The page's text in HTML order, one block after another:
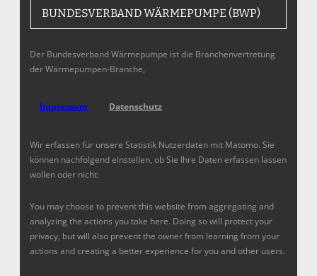
BUNDESVERBAND WÄRMEPUMPE (BWP)
Der Bundesverband Wärmepumpe ist die Branchenvertretung
der Wärmepumpen-Branche,
Impressum Datenschutz
Wir erfassen für unsere Statistik Nutzerdaten mit Matomo. Sie
können nachfolgend einstellen, ob Sie Ihre Daten erfassen lassen
wollen oder nicht:
You may choose to prevent this website from aggregating and
analyzing the actions you take here. Doing so will protect your
privacy, but will also prevent the owner from learning from your
actions and creating a better experience for you and other users.